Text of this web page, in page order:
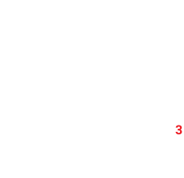
המוצר מתצוגה / מחודש במחיר מבצע (המוצר נמכר ללא אריזה) המלאי מוגבל! 3